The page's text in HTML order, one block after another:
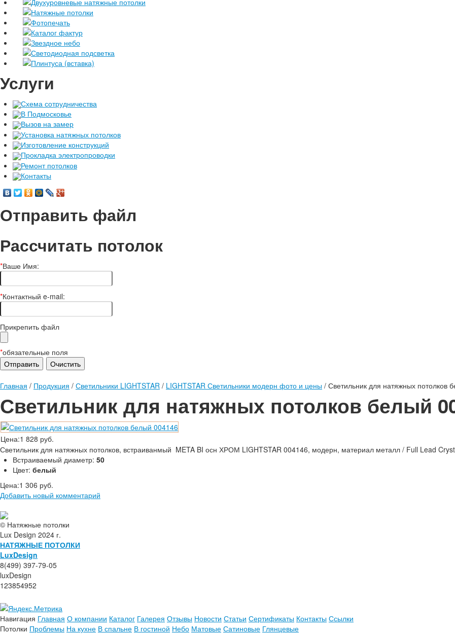
Натяжные потолки
Фотопечать
Каталог фактур
Звездное небо
Светодиодная подсветка
Плинтуса (вставка)
Услуги
Схема сотрудничества
В Подмосковье
Вызов на замер
Установка натяжных потолков
Изготовление конструкций
Прокладка электропроводки
Ремонт потолков
Контакты
Отправить файл
Рассчитать потолок
*Ваше Имя:
*Контактный e-mail:
Прикрепить файл
*обязательные поля
Главная / Продукция / Светильники LIGHTSTAR / LIGHTSTAR Светильники модерн фото и цены / Светильник для натяжных потолков
Светильник для натяжных потолков белый
Цена:1 828 руб.
Светильник для натяжных потолков, встраиванмый META BI осн ХРОМ LIGHTSTAR 004146, модерн, материал металл / Full Lead
Встраиваемый диаметр: 50
Цвет: белый
Цена:1 306 руб.
Добавить новый комментарий
© Натяжные потолки
Lux Design 2024 г.
НАТЯЖНЫЕ ПОТОЛКИ
LuxDesign
8(499) 397-79-05
luxDesign
123854952
Навигация Главная О компании Каталог Галерея Отзывы Новости Статьи Сертификаты Контакты Ссылки
Потолки Проблемы На кухне В спальне В гостиной Небо Матовые Сатиновые Глянцевые